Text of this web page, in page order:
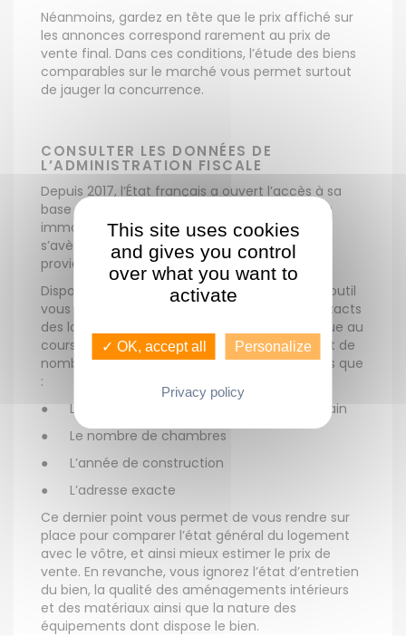
Néanmoins, gardez en tête que le prix affiché sur
les annonces correspond rarement au prix de
vente final. Dans ces conditions, l’étude des biens
comparables sur le marché vous permet surtout
de jauger la concurrence.
CONSULTER LES DONNÉES DE
L’ADMINISTRATION FISCALE
Depuis 2017, l’État français a ouvert l’accès à sa
base de données qui recense les transactions
immobilières. La source de ces informations
s’avère on ne peut plus fiable puisqu’elles
proviennent des notaires eux-mêmes.
Disponible sur le site Internet des impôts, cet outil
vous permet de connaître les prix de vente exacts
des logements cédés sur un secteur spécifique au
cours des derniers mois. De plus, il vous fournit de
nombreux détails sur les biens immobiliers tels que
:
●
La surface du logement ainsi que du terrain
●
Le nombre de chambres
●
L’année de construction
●
L’adresse exacte
Ce dernier point vous permet de vous rendre sur
place pour comparer l’état général du logement
avec le vôtre, et ainsi mieux estimer le prix de
vente. En revanche, vous ignorez l’état d’entretien
du bien, la qualité des aménagements intérieurs
et des matériaux ainsi que la nature des
équipements dont dispose le bien.
This site uses cookies
and gives you control
over what you want to
activate
✓ OK, accept all Personalize
Privacy policy